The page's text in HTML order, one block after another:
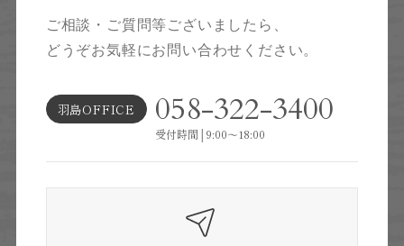
ご相談・ご質問等ございましたら、
どうぞお気軽にお問い合わせください。
羽島OFFICE 058-322-3400
受付時間│9:00～18:00